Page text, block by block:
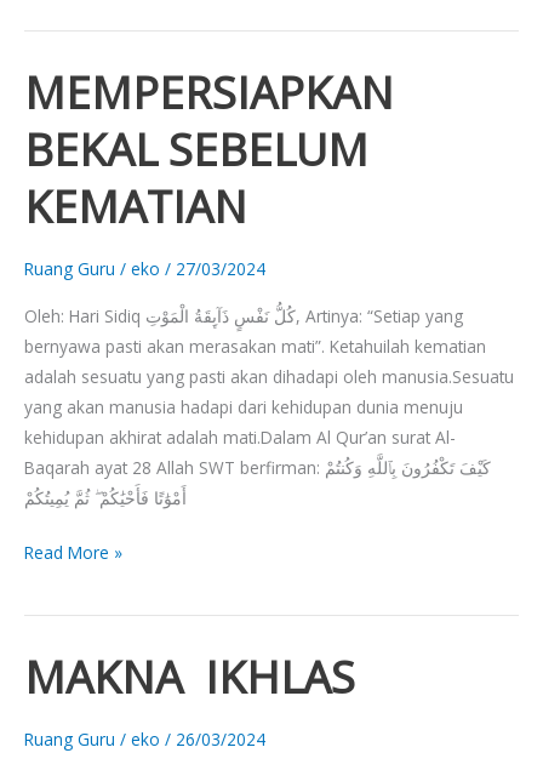
MEMPERSIAPKAN
BEKAL SEBELUM
KEMATIAN
Ruang Guru / eko / 27/03/2024
Oleh: Hari Sidiq كُلُّ نَفْسٍ ذَآىِٕقَةُ الْمَوْتِ, Artinya: “Setiap yang
bernyawa pasti akan merasakan mati”. Ketahuilah kematian
adalah sesuatu yang pasti akan dihadapi oleh manusia.Sesuatu
yang akan manusia hadapi dari kehidupan dunia menuju
kehidupan akhirat adalah mati.Dalam Al Qur’an surat Al-
Baqarah ayat 28 Allah SWT berfirman: كَيْفَ تَكْفُرُونَ بِٱللَّهِ وَكُنتُمْ
أَمْوَٰتًا فَأَحْيَٰكُمْ ۖ ثُمَّ يُمِيتُكُمْ
MEMPERSIAPKAN
BEKAL
SEBELUM
KEMATIAN
Read More »
MAKNA IKHLAS
Ruang Guru / eko / 26/03/2024
MAKNA
IKHLAS